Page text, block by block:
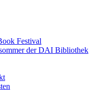
Festival
der DAI Bibliothek